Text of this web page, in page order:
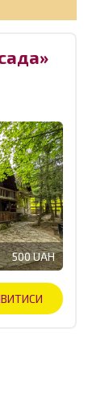
500 UAH